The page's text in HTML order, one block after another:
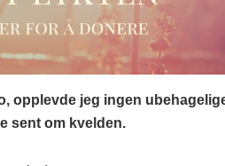
opplevde jeg ingen
sent om kvelden.